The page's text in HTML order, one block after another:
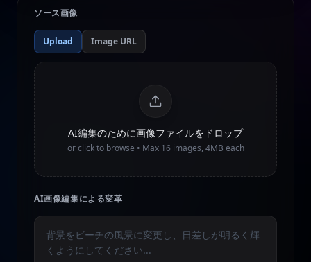
ソース画像
Upload Image URL
AI編集のために画像ファイルをドロップ
or click to browse • Max 16images, 4MB each
AI画像編集による変革